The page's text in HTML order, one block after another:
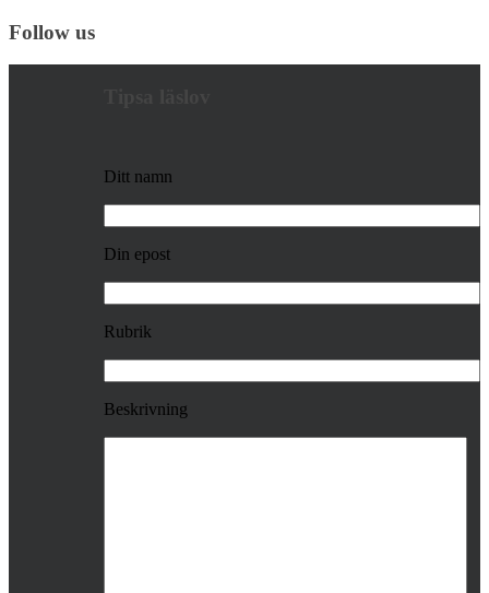
Follow us
Ditt namn
Din epost
Rubrik
Beskrivning